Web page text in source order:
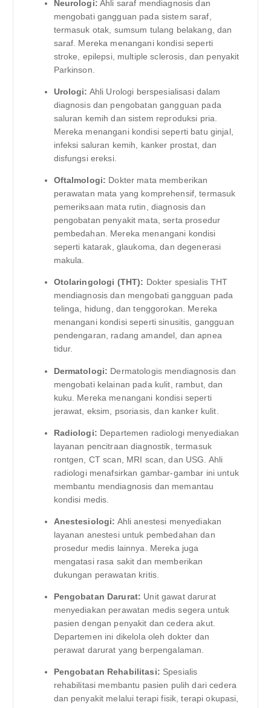
Neurologi: Ahli saraf mendiagnosis dan
mengobati gangguan pada sistem saraf,
termasuk otak, sumsum tulang belakang, dan
saraf. Mereka menangani kondisi seperti
stroke, epilepsi, multiple sclerosis, dan penyakit
Parkinson.
Urologi: Ahli Urologi berspesialisasi dalam
diagnosis dan pengobatan gangguan pada
saluran kemih dan sistem reproduksi pria.
Mereka menangani kondisi seperti batu ginjal,
infeksi saluran kemih, kanker prostat, dan
disfungsi ereksi.
Oftalmologi: Dokter mata memberikan
perawatan mata yang komprehensif, termasuk
pemeriksaan mata rutin, diagnosis dan
pengobatan penyakit mata, serta prosedur
pembedahan. Mereka menangani kondisi
seperti katarak, glaukoma, dan degenerasi
makula.
Otolaringologi (THT): Dokter spesialis THT
mendiagnosis dan mengobati gangguan pada
telinga, hidung, dan tenggorokan. Mereka
menangani kondisi seperti sinusitis, gangguan
pendengaran, radang amandel, dan apnea
tidur.
Dermatologi: Dermatologis mendiagnosis dan
mengobati kelainan pada kulit, rambut, dan
kuku. Mereka menangani kondisi seperti
jerawat, eksim, psoriasis, dan kanker kulit.
Radiologi: Departemen radiologi menyediakan
layanan pencitraan diagnostik, termasuk
rontgen, CT scan, MRI scan, dan USG. Ahli
radiologi menafsirkan gambar-gambar ini untuk
membantu mendiagnosis dan memantau
kondisi medis.
Anestesiologi: Ahli anestesi menyediakan
layanan anestesi untuk pembedahan dan
prosedur medis lainnya. Mereka juga
mengatasi rasa sakit dan memberikan
dukungan perawatan kritis.
Pengobatan Darurat: Unit gawat darurat
menyediakan perawatan medis segera untuk
pasien dengan penyakit dan cedera akut.
Departemen ini dikelola oleh dokter dan
perawat darurat yang berpengalaman.
Pengobatan Rehabilitasi: Spesialis
rehabilitasi membantu pasien pulih dari cedera
dan penyakit melalui terapi fisik, terapi okupasi,